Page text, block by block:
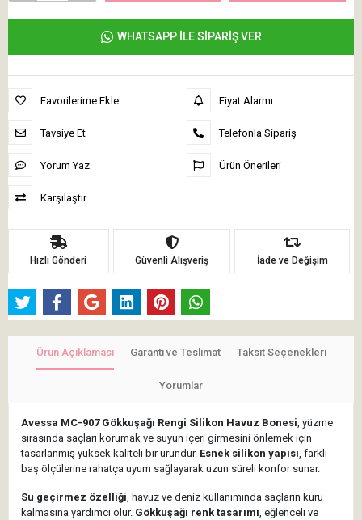
WHATSAPP İLE SİPARİŞ VER
Favorilerime Ekle
Tavsiye Et
Yorum Yaz
Karşılaştır
Fiyat Alarmı
Telefonla Sipariş
Ürün Önerileri
Hızlı Gönderi Güvenli Alışveriş İade ve Değişim
Ürün Açıklaması Garanti ve Teslimat Taksit Seçenekleri
Yorumlar
Avessa MC-907 Gökkuşağı Rengi Silikon Havuz Bonesi , yüzme
sırasında saçları korumak ve suyun içeri girmesini önlemek için
tasarlanmış yüksek kaliteli bir üründür. Esnek silikon yapısı , farklı
baş ölçülerine rahatça uyum sağlayarak uzun süreli konfor sunar.
Su geçirmez özelliği , havuz ve deniz kullanımında saçların kuru
kalmasına yardımcı olur. Gökkuşağı renk tasarımı , eğlenceli ve